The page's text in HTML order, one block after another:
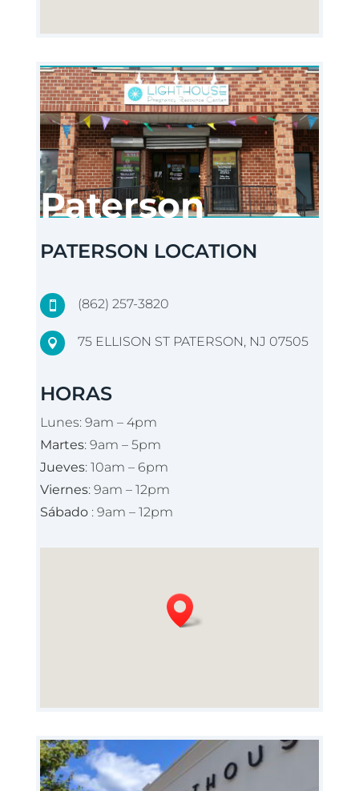
Paterson
PATERSON LOCATION
 (862) 257-3820
 75 ELLISON ST PATERSON, NJ 07505
HORAS
Lunes: 9am – 4pm
Martes: 9am – 5pm
Jueves: 10am – 6pm
Viernes: 9am – 12pm
Sábado : 9am – 12pm